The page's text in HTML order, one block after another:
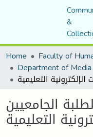
&
Home
الجامعيين
التعليمية